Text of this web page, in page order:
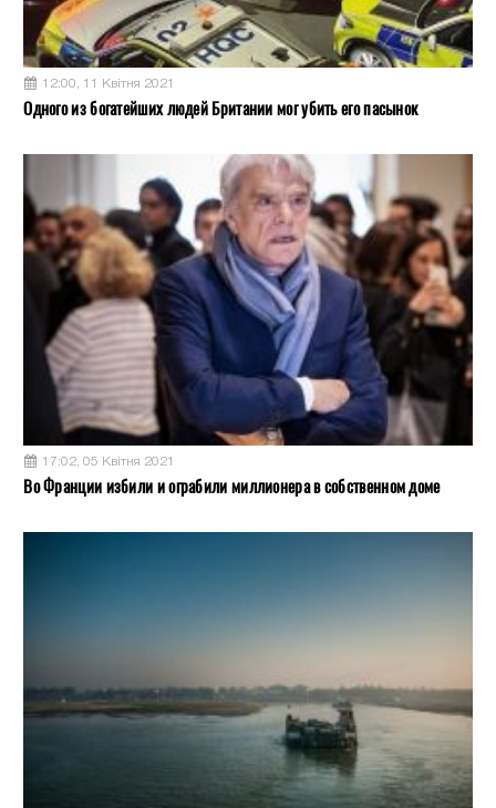
12:00, 11 Квітня 2021
Одного из богатейших людей Британии мог убить его пасынок
17:02, 05 Квітня 2021
Во Франции избили и ограбили миллионера в собственном доме